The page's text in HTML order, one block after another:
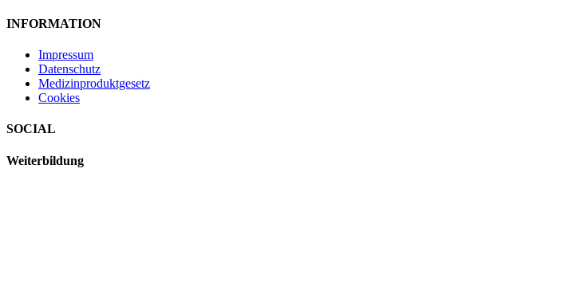
INFORMATION
Impressum
Datenschutz
Medizinproduktgesetz
Cookies
SOCIAL
Weiterbildung